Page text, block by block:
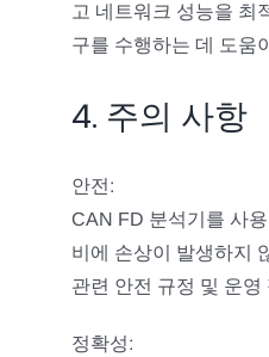
고 네트워크 성능을 최
구를 수행하는 데 도움
4. 주의 사항
안전:
CAN FD 분석기를 사
비에 손상이 발생하지
관련 안전 규정 및 운영
정확성: